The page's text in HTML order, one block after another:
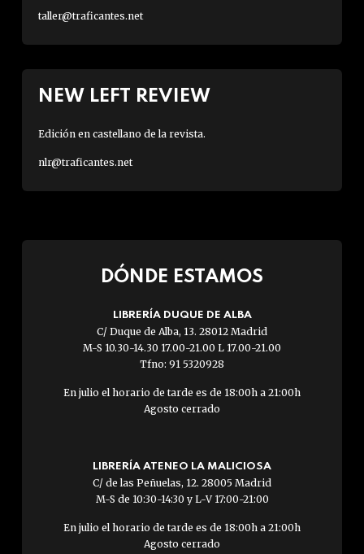
taller@traficantes.net
NEW LEFT REVIEW
Edición en castellano de la revista.
nlr@traficantes.net
DÓNDE ESTAMOS
LIBRERÍA DUQUE DE ALBA
C/ Duque de Alba, 13. 28012 Madrid
M-S 10.30-14.30 17.00-21.00 L 17.00-21.00
Tfno: 91 5320928
En julio el horario de tarde es de 18:00h a 21:00h
Agosto cerrado
LIBRERÍA ATENEO LA MALICIOSA
C/ de las Peñuelas, 12. 28005 Madrid
M-S de 10:30-14:30 y L-V 17:00-21:00
En julio el horario de tarde es de 18:00h a 21:00h
Agosto cerrado